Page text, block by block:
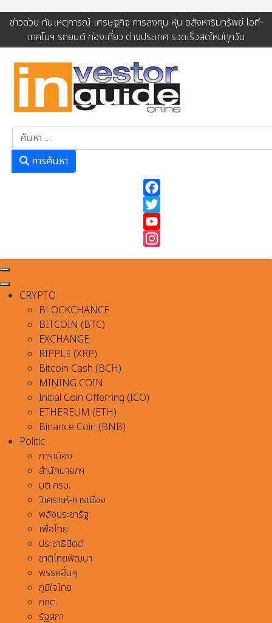
ข่าวด่วน ทันเหตุการณ์ เศรษฐกิจ การลงทุน หุ้น อสังหาริมทรัพย์ ไอที-
เทคโนฯ รถยนต์ ท่องเที่ยว ต่างประเทศ รวดเร็วสดใหม่ทุกวัน
การค้นหา
Instagram
CRYPTO
BLOCKCHANCE
BITCOIN (BTC)
EXCHANGE
RIPPLE (XRP)
Bitcoin Cash (BCH)
MINING COIN
Initial Coin Offerring (ICO)
ETHEREUM (ETH)
Binance Coin (BNB)
Politic
การเมือง
สำนักนายกฯ
มติ ครม.
วิเคราะห์-การเมือง
พลังประชารัฐ
เพื่อไทย
ประชาธิปัตต์
ชาติไทยพัฒนา
พรรคอื่นๆ
ภูมิใจไทย
กกต.
รัฐสภา